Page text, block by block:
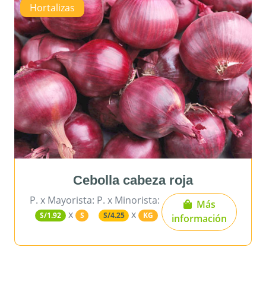
Hortalizas
Cebolla cabeza roja
P. x Mayorista:
S/1.92 x S
P. x Minorista:
S/4.25 x KG
Más
información